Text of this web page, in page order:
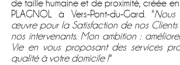
de taille humaine et de proximité, créée
PLAGNOL à Vers-Pont-du-Gard. ''
œuvre pour la Satisfaction de nos
nos intervenants. Mon ambition :
Vie en vous proposant des services
qualité à votre domicile !''